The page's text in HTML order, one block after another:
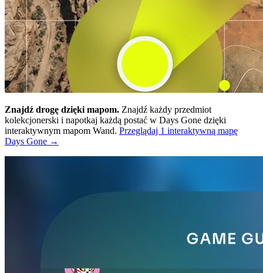
Znajdź drogę dzięki mapom. Znajdź każdy przedmiot
kolekcjonerski i napotkaj każdą postać w Days Gone dzięki
interaktywnym mapom Wand. Przeglądaj 1 interaktywną mapę
Days Gone →